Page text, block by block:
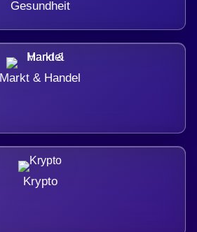
Gesundheit
Markt & Handel
Krypto